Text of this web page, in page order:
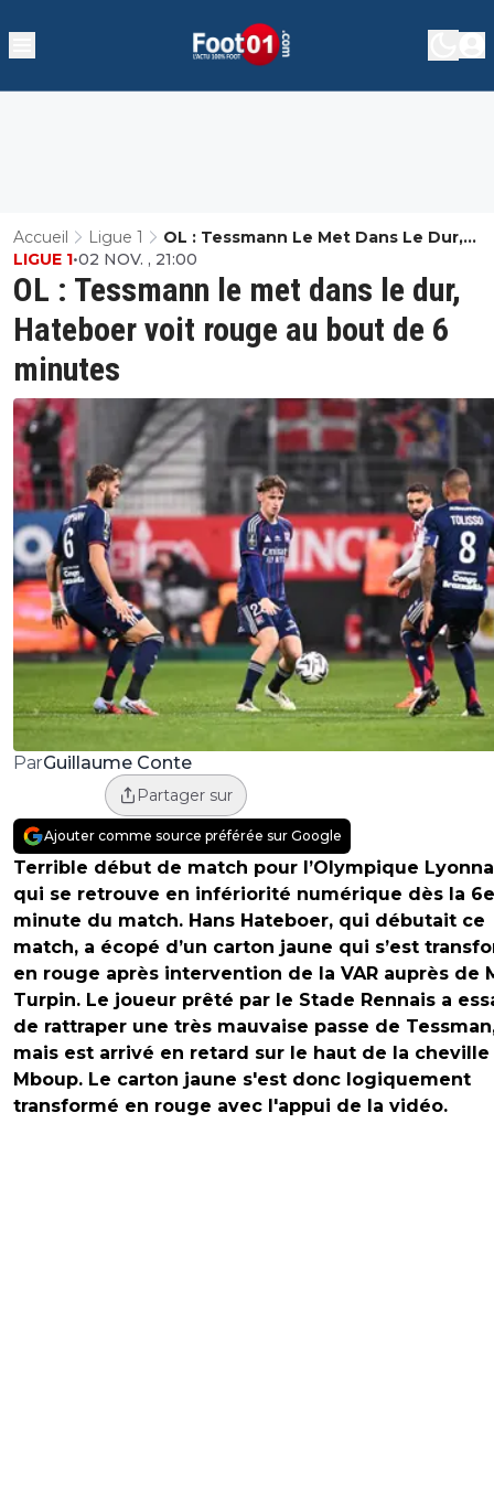
Accueil Ligue 1
OL : Tessmann Le Met Dans Le Dur,
Hateboer Voit Rouge Au Bout De 6
OL : Tessmann le met dans le dur,
Hateboer voit rouge au bout de 6
minutes
LIGUE 1•02 NOV. , 21:00
ParGuillaume Conte
Partager sur
Ajouter comme source préférée sur Google
Terrible début de match pour l’Olympique
qui se retrouve en infériorité numérique dès la 6e
minute du match. Hans Hateboer, qui débutait ce
match, a écopé d’un carton jaune qui s’est
en rouge après intervention de la VAR auprès de
Turpin. Le joueur prêté par le Stade Rennais a
de rattraper une très mauvaise passe de
mais est arrivé en retard sur le haut de la cheville
Mboup. Le carton jaune s'est donc logiquement
transformé en rouge avec l'appui de la vidéo.